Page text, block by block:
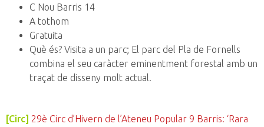
C Nou Barris 14
A tothom
Gratuita
Què és? Visita a un parc; El parc del Pla de Fornells
combina el seu caràcter eminentment forestal amb un
traçat de disseny molt actual.
[Circ] 29è Circ d’Hivern de l’Ateneu Popular 9 Barris: ‘Rara